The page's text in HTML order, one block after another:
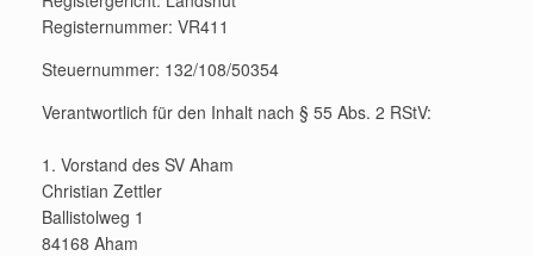
Registernummer: VR411
Steuernummer: 132/108/50354
Verantwortlich für den Inhalt nach § 55 Abs. 2 RStV:
1. Vorstand des SV Aham
Christian Zettler
Ballistolweg 1
84168 Aham